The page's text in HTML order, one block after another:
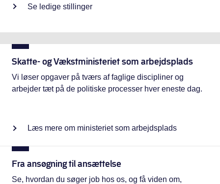
Se ledige stillinger
Skatte- og Vækstministeriet som arbejdsplads
Vi løser opgaver på tværs af faglige discipliner og
arbejder tæt på de politiske processer hver eneste dag.
Læs mere om ministeriet som arbejdsplads
Fra ansøgning til ansættelse
Se, hvordan du søger job hos os, og få viden om,